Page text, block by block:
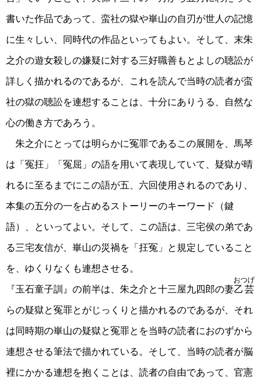
書いた作品であって、蛮社の獄や崋山の自刃が世人の記憶
に生々しい、同時代の作品といってもよい。そして、末朱
之介の遊女殺しの嫌疑に対する三好職善もとよしの聴訟が
詳しく描かれるのであるが、これを読んで当時の読者が蛮
社の獄の聴訟を連想することは、十分にありうる、自然な
心の働き方であろう。
朱之介にとっては明らかに冤罪であるこの展開を、馬琴
は「冤抂」「冤屈」の語を用いて表現していて、疑獄が晴
れるに至るまでにこの語が五、六回使用されるのであり、
本集の五分の一を占めるストーリーのキーワード（鍵
語）、といってよい。そして、この語は、三宅侯の弟であ
る三宅友信が、崋山の災禍を「抂冤」と規定していること
を、ゆくりなくも連想させる。
『玉石童子訓』の前半は、朱之介と十三屋九四郎の妻乙芸
おつげ
らの疑獄と冤罪とがじっくりと描かれるのであるが、それ
は同時期の崋山の疑獄と冤罪とを当時の読者におのずから
連想させる筆法で描かれている。そして、当時の読者が脳
裡にかかる連想を抱くことは、読者の自由であって、官憲